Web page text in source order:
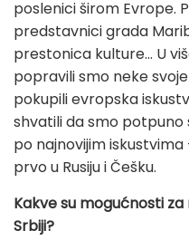
poslenici širom Evrope.
predstavnici grada
prestonica kulture... U
popravili smo neke
pokupili evropska
shvatili da smo
po najnovijim
prvo u Rusiju i Češku.
Kakve su mogućnosti
Srbiji?